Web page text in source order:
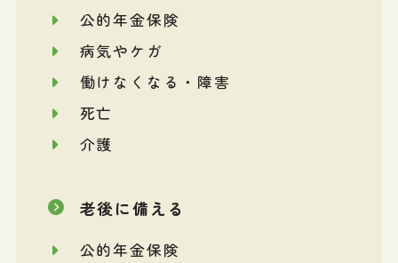
公的年金保険
病気やケガ
働けなくなる・障害
死亡
介護
老後に備える
公的年金保険